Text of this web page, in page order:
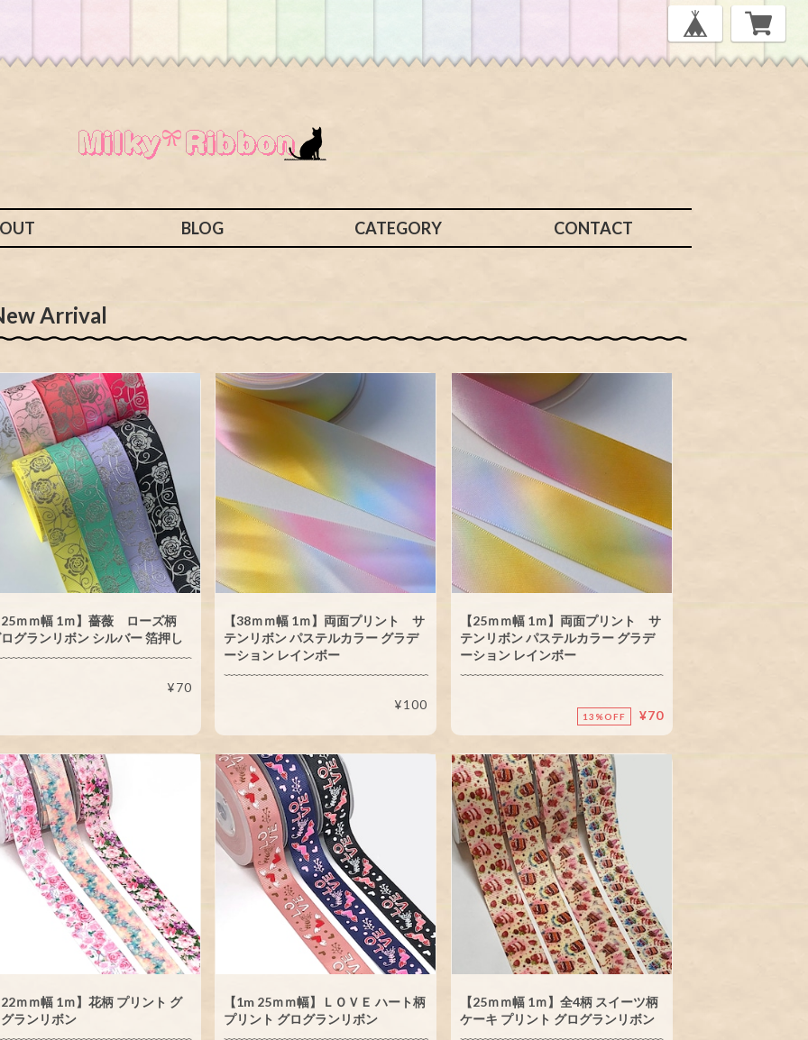
BLOG CATEGORY CONTACT
Arrival
ｍｍ幅 1ｍ】薔薇 ローズ柄
グランリボン シルバー 箔押し
¥70
【38ｍｍ幅 1ｍ】両面プリント サ
テンリボン パステルカラー グラデ
ーション レインボー
¥100
【25ｍｍ幅 1ｍ】両面プリント サ
テンリボン パステルカラー グラデ
ーション レインボー
13%OFF ¥70
ｍｍ幅 1ｍ】花柄 プリント グ
ランリボン
【1m 25ｍｍ幅】ＬＯＶＥ ハート柄
プリント グログランリボン
【25ｍｍ幅 1ｍ】全4柄 スイーツ柄
ケーキ プリント グログランリボン